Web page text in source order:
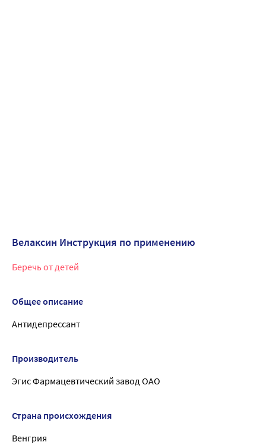
Велаксин Инструкция по применению
Беречь от детей
Общее описание
Антидепрессант
Производитель
Эгис Фармацевтический завод ОАО
Страна происхождения
Венгрия